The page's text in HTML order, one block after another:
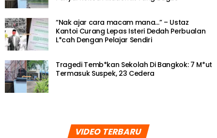
“Nak ajar cara macam mana…” – Ustaz
Kantoi Curang Lepas Isteri Dedah Perbualan
L*cah Dengan Pelajar Sendiri
Tragedi Temb*kan Sekolah Di Bangkok: 7 M*ut
Termasuk Suspek, 23 Cedera
VIDEO TERBARU